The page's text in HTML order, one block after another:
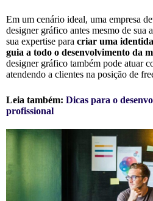
Em um cenário ideal, uma empresa
designer gráfico antes mesmo de sua
sua expertise para criar uma
guia a todo o desenvolvimento da
designer gráfico também pode atuar
atendendo a clientes na posição de
Leia também: Dicas para o
profissional